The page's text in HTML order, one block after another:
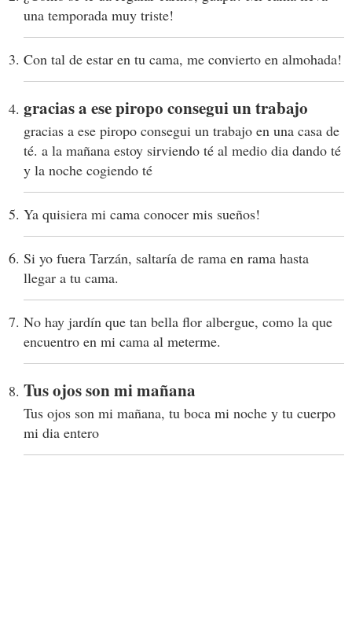
una temporada muy triste!
Con tal de estar en tu cama, me convierto en almohada!
gracias a ese piropo consegui un trabajo
gracias a ese piropo consegui un trabajo en una casa de
té. a la mañana estoy sirviendo té al medio dia dando té
y la noche cogiendo té
Ya quisiera mi cama conocer mis sueños!
Si yo fuera Tarzán, saltaría de rama en rama hasta
llegar a tu cama.
No hay jardín que tan bella flor albergue, como la que
encuentro en mi cama al meterme.
Tus ojos son mi mañana
Tus ojos son mi mañana, tu boca mi noche y tu cuerpo
mi dia entero